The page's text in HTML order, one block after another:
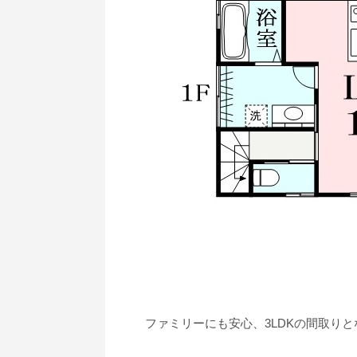
ファミリーにも安心、3LDKの間取り